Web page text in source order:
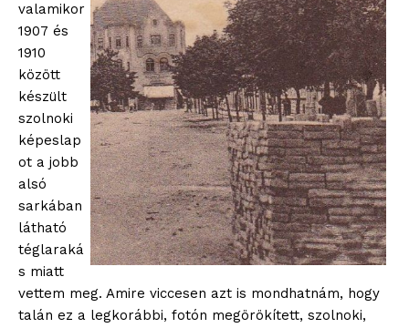
valamikor
1907 és
1910
között
készült
szolnoki
képeslap
ot a jobb
alsó
sarkában
látható
téglaraká
s miatt
vettem meg. Amire viccesen azt is mondhatnám, hogy
talán ez a legkorábbi, fotón megörökített, szolnoki,